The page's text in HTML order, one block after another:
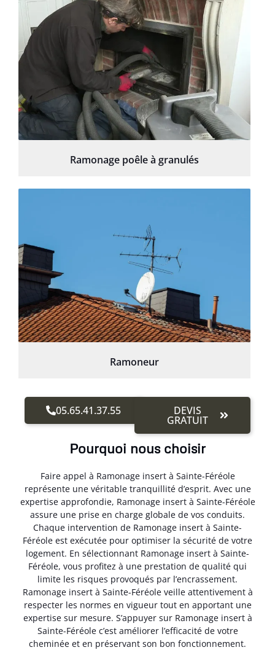
Ramonage poêle à granulés
Ramoneur
05.65.41.37.55 DEVIS
GRATUIT
Pourquoi nous choisir
Faire appel à Ramonage insert à Sainte-Féréole
représente une véritable tranquillité d’esprit. Avec une
expertise approfondie, Ramonage insert à Sainte-Féréole
assure une prise en charge globale de vos conduits.
Chaque intervention de Ramonage insert à Sainte-
Féréole est exécutée pour optimiser la sécurité de votre
logement. En sélectionnant Ramonage insert à Sainte-
Féréole, vous profitez à une prestation de qualité qui
limite les risques provoqués par l’encrassement.
Ramonage insert à Sainte-Féréole veille attentivement à
respecter les normes en vigueur tout en apportant une
expertise sur mesure. S’appuyer sur Ramonage insert à
Sainte-Féréole c’est améliorer l’efficacité de votre
cheminée et en préservant son bon fonctionnement.